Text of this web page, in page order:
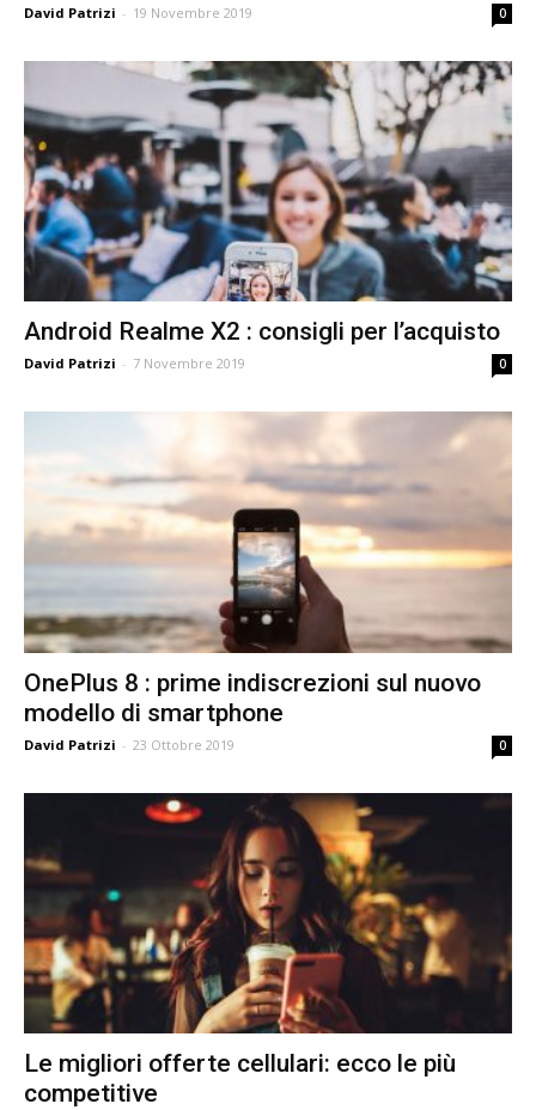
David Patrizi - 19 Novembre 2019 0
Android Realme X2 : consigli per l’acquisto
David Patrizi - 7 Novembre 2019 0
OnePlus 8 : prime indiscrezioni sul nuovo
modello di smartphone
David Patrizi - 23 Ottobre 2019 0
Le migliori offerte cellulari: ecco le più
competitive